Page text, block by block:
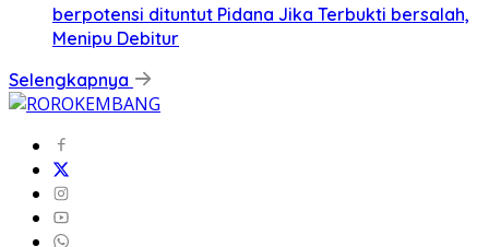
berpotensi dituntut Pidana Jika Terbukti bersalah,
Menipu Debitur
Selengkapnya